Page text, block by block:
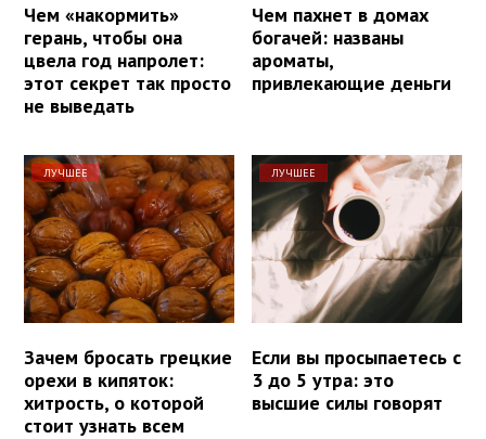
Чем «накормить»
герань, чтобы она
цвела год напролет:
этот секрет так просто
не выведать
Чем пахнет в домах
богачей: названы
ароматы,
привлекающие деньги
ЛУЧШЕЕ
Зачем бросать грецкие
орехи в кипяток:
хитрость, о которой
стоит узнать всем
ЛУЧШЕЕ
Если вы просыпаетесь с
3 до 5 утра: это
высшие силы говорят